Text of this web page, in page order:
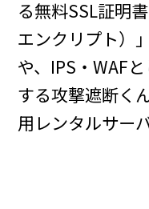
る無料SSL証明
エンクリプト）
や、IPS・WAF
する攻撃遮断く
用レンタルサー